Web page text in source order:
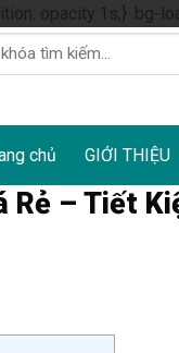
opacity 1s;} .bg-
chủ GIỚI THIỆU
– Tiết